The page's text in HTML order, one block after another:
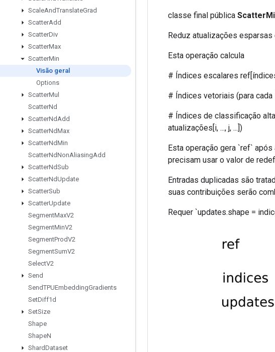
ScaleAndTranslateGrad
ScatterAdd
ScatterDiv
ScatterMax
ScatterMin
Visão geral
Options
ScatterMul
ScatterNd
ScatterNdAdd
ScatterNdMax
ScatterNdMin
ScatterNdNonAliasingAdd
ScatterNdSub
ScatterNdUpdate
ScatterSub
ScatterUpdate
SegmentMaxV2
SegmentMinV2
SegmentProdV2
SegmentSumV2
SelectV2
Send
SendTPUEmbeddingGradients
SetDiff1d
SetSize
Shape
ShapeN
ShardDataset
classe final pública
Reduz atualizações esparsas
Esta operação calcula
# Índices escalares
# Índices vetoriais (para cada
# Índices de classificação alta
atualizações[i, ..., j, ...])
Esta operação gera `ref`
precisam usar o valor de
Entradas duplicadas são
suas contribuições serão
Requer `updates.shape =